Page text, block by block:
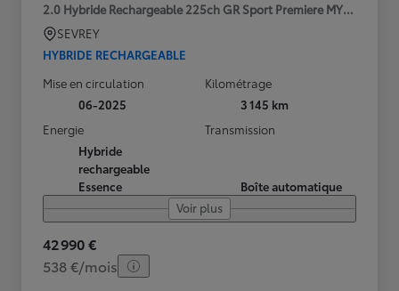
2.0 Hybride Rechargeable 225ch GR Sport Premiere MY25
SEVREY
HYBRIDE RECHARGEABLE
Mise en circulation
06-2025
Kilométrage
3 145 km
Energie
Hybride
rechargeable
Essence
Transmission
Boîte automatique
Voir plus
42 990 €
538 €/mois